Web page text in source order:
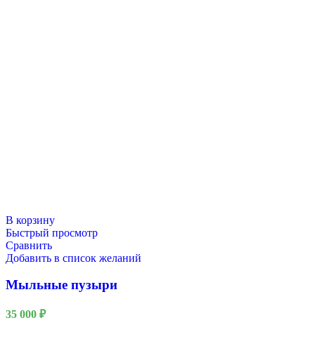
В корзину
Быстрый просмотр
Сравнить
Добавить в список желаний
Мыльные пузыри
35 000 ₽